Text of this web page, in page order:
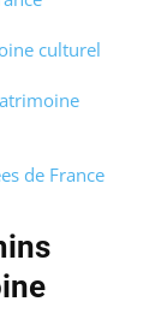
culturel
de France